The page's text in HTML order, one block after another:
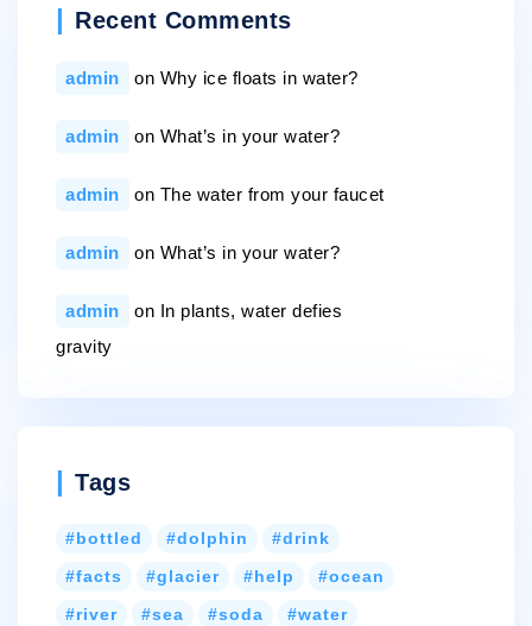
Recent Comments
admin on Why ice floats in water?
admin on What’s in your water?
admin on The water from your faucet
admin on What’s in your water?
admin on In plants, water defies
gravity
Tags
bottled dolphin
drink
facts
glacier help
ocean
river
sea soda
water